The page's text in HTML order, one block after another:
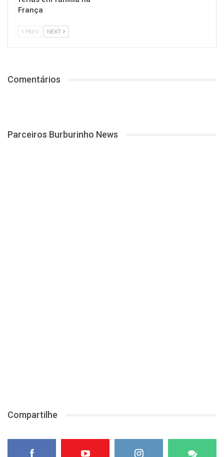
França
PREV NEXT
Comentários
Parceiros Burburinho News
Compartilhe